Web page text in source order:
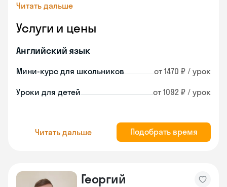
Читать дальше
Услуги и цены
Английский язык
Мини-курс для школьников от 1470 ₽ / урок
Уроки для детей от 1092 ₽ / урок
Читать дальше Подобрать время
Георгий